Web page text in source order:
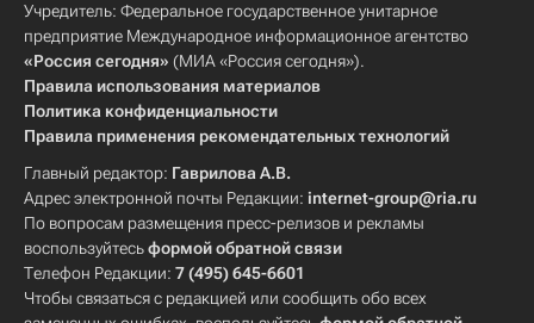
Учредитель: Федеральное государственное унитарное
предприятие Международное информационное агентство
«Россия сегодня» (МИА «Россия сегодня»).
Правила использования материалов
Политика конфиденциальности
Правила применения рекомендательных технологий
Главный редактор: Гаврилова А.В.
Адрес электронной почты Редакции: internet-group@ria.ru
По вопросам размещения пресс-релизов и рекламы
воспользуйтесьформой обратной связи
Телефон Редакции: 7 (495) 645-6601
Чтобы связаться с редакцией или сообщить обо всех